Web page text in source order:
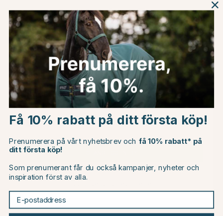
Du kanske även är intresserad av
MOUNTAIN HORSE
Ridstrumpor Sovereign Brun
199 kr
Ridstrumpor Sovereign
199 kr
Choose country
EU
Få 10% rabatt på ditt första köp!
Prenumerera på vårt nyhetsbrev och få 10% rabatt* på
ditt första köp!
Som prenumerant får du också kampanjer, nyheter och
inspiration först av alla.
E-postaddress